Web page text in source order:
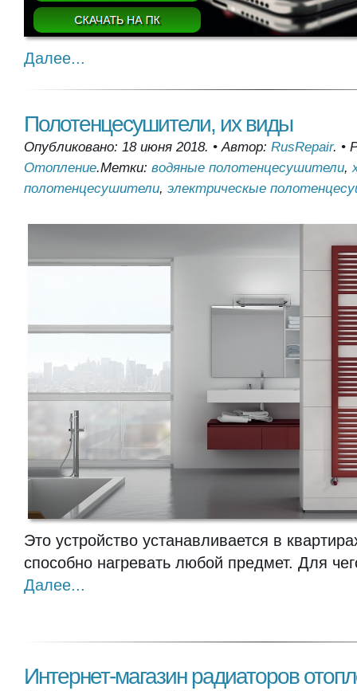
Далее...
Полотенцесушители, их виды
Опубликовано: 18 июня 2018. •Автор: RusRepair. •
Отопление.Метки: водяные полотенцесушители,
полотенцесушители, электрическые
Это устройство устанавливается в
способно нагревать любой предмет. Для
Далее...
Интернет-магазин радиаторов